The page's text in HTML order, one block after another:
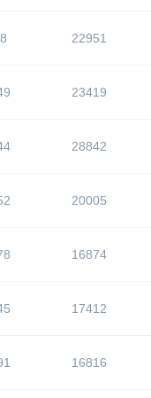
22951
23419
28842
20005
16874
17412
16816